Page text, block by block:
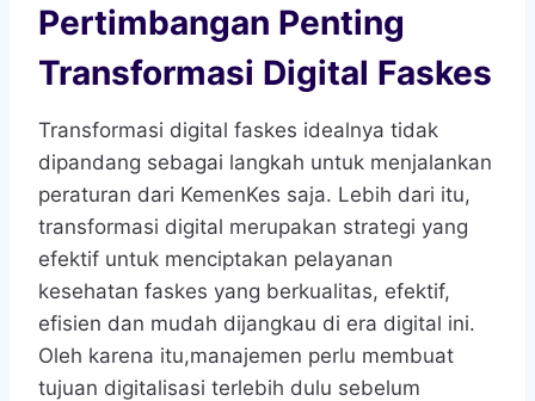
Pertimbangan Penting
Transformasi Digital Faskes
Transformasi digital faskes idealnya tidak
dipandang sebagai langkah untuk menjalankan
peraturan dari KemenKes saja. Lebih dari itu,
transformasi digital merupakan strategi yang
efektif untuk menciptakan pelayanan
kesehatan faskes yang berkualitas, efektif,
efisien dan mudah dijangkau di era digital ini.
Oleh karena itu,manajemen perlu membuat
tujuan digitalisasi terlebih dulu sebelum